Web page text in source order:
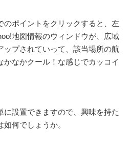
のポイントをクリックすると、左
地図情報のウィンドウが、広域
ップされていって、該当場所の航
かなかクール！な感じでカッコイ
に設置できますので、興味を持た
何でしょうか。